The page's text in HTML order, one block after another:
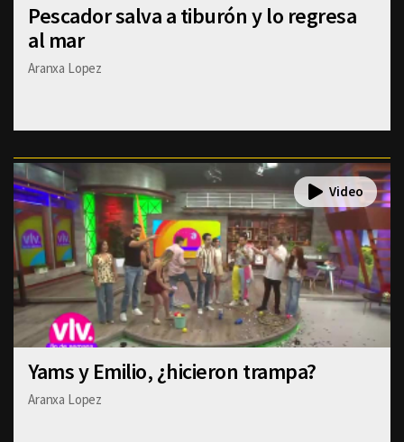
Pescador salva a tiburón y lo regresa
al mar
Aranxa Lopez
Yams y Emilio, ¿hicieron trampa?
Aranxa Lopez